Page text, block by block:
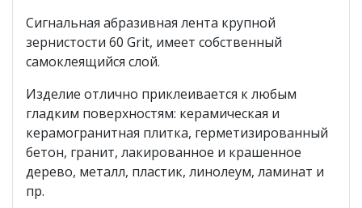
Сигнальная абразивная лента крупной
зернистости 60 Grit, имеет собственный
самоклеящийся слой.
Изделие отлично приклеивается к любым
гладким поверхностям: керамическая и
керамогранитная плитка, герметизированный
бетон, гранит, лакированное и крашенное
дерево, металл, пластик, линолеум, ламинат и
пр.